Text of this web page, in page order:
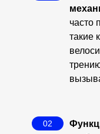
часто
такие
02